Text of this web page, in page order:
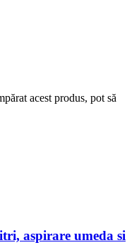
acest produs, pot să
aspirare umeda si